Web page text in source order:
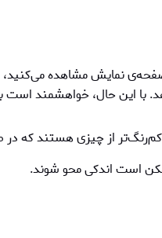
نمایش مشاهده می‌کنید،
این حال، خواهشمند است
از چیزی هستند که
است اندکی محو شوند.